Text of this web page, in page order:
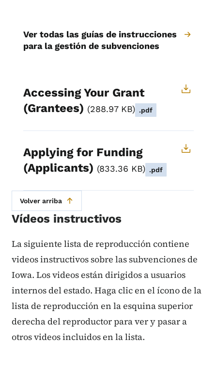
Ver todas las guías de instrucciones
para la gestión de subvenciones
Accessing Your Grant
(Grantees)
288.97 KB .pdf
Applying for Funding
(Applicants)
833.36 KB .pdf
Volver arriba
Vídeos instructivos
La siguiente lista de reproducción contiene
videos instructivos sobre las subvenciones de
Iowa. Los videos están dirigidos a usuarios
internos del estado. Haga clic en el ícono de la
lista de reproducción en la esquina superior
derecha del reproductor para ver y pasar a
otros videos incluidos en la lista.